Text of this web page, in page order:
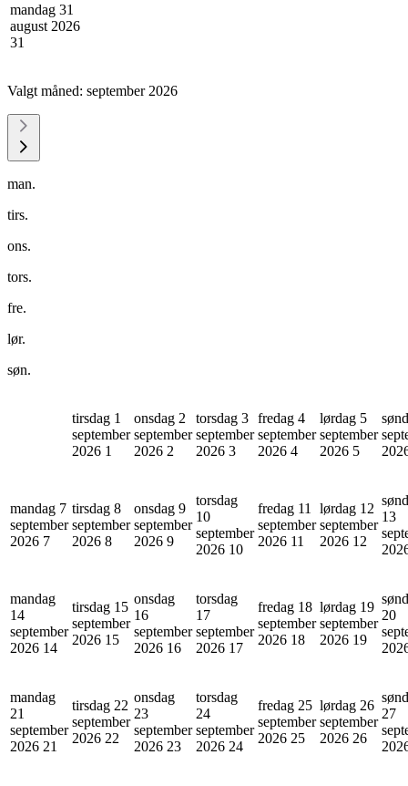
mandag 31
august 2026
31
Valgt måned: september 2026
man.
tirs.
ons.
tors.
fre.
lør.
søn.
tirsdag 1
september
2026 1
onsdag 2
september
2026 2
torsdag 3
september
2026 3
fredag 4
september
2026 4
lørdag 5
september
2026 5
mandag 7
september
2026 7
tirsdag 8
september
2026 8
onsdag 9
september
2026 9
torsdag
10
september
2026 10
fredag 11
september
2026 11
lørdag 12
september
2026 12
13
mandag
14
september
2026 14
tirsdag 15
september
2026 15
onsdag
16
september
2026 16
torsdag
17
september
2026 17
fredag 18
september
2026 18
lørdag 19
september
2026 19
20
mandag
21
september
2026 21
tirsdag 22
september
2026 22
onsdag
23
september
2026 23
torsdag
24
september
2026 24
fredag 25
september
2026 25
lørdag 26
september
2026 26
27